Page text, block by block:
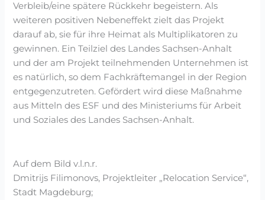
Verbleib/eine spätere Rückkehr begeistern. Als
weiteren positiven Nebeneffekt zielt das Projekt
darauf ab, sie für ihre Heimat als Multiplikatoren zu
gewinnen. Ein Teilziel des Landes Sachsen-Anhalt
und der am Projekt teilnehmenden Unternehmen ist
es natürlich, so dem Fachkräftemangel in der Region
entgegenzutreten. Gefördert wird diese Maßnahme
aus Mitteln des ESF und des Ministeriums für Arbeit
und Soziales des Landes Sachsen-Anhalt.
Auf dem Bild v.l.n.r.
Dmitrijs Filimonovs, Projektleiter „Relocation Service“,
Stadt Magdeburg;